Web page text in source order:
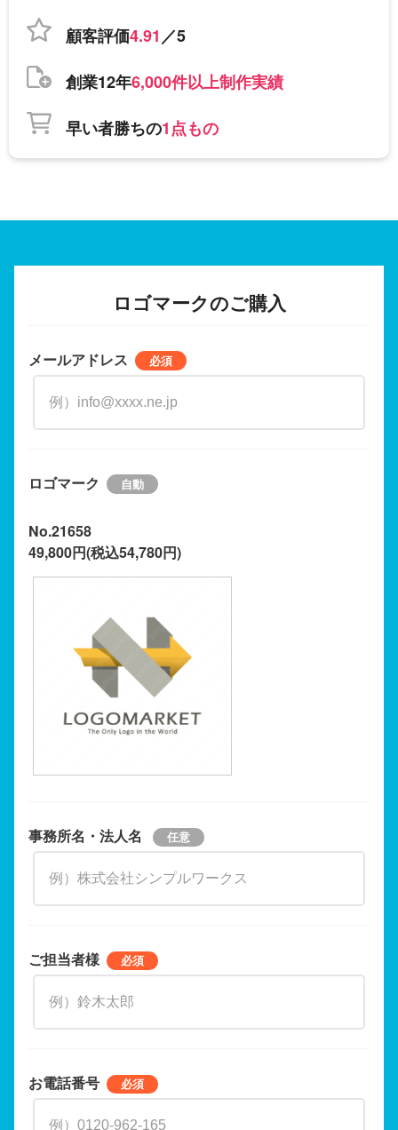
顧客評価4.91／5
創業12年6,000件以上制作実績
早い者勝ちの1点もの
ロゴマークのご購入
メールアドレス
ロゴマーク
No.21658
49,800円(税込54,780円)
事務所名・法人名
ご担当者様
お電話番号